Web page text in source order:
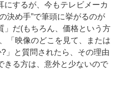
にするが、今もテレビメーカ
決め手”で筆頭に挙がるのが
」だ(もちろん、価格という方
「映像のどこを見て、または
」と質問されたら、その理由
きる方は、意外と少ないので